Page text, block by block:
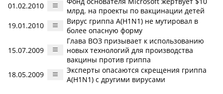
01.02.2010
млрд. на проекты по вакцинации детей
19.01.2010
Вирус гриппа А(H1N1) не мутировал в
более опасную форму
15.07.2009
Глава ВОЗ призывает к использованию
новых технологий для производства
вакцины против гриппа
18.05.2009
Эксперты опасаются скрещения гриппа
А(H1N1) с другими вирусами